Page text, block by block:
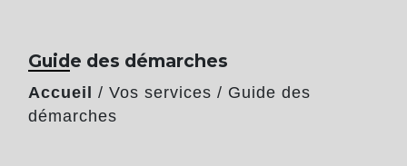
Guide des démarches
Accueil / Vos services / Guide des
démarches